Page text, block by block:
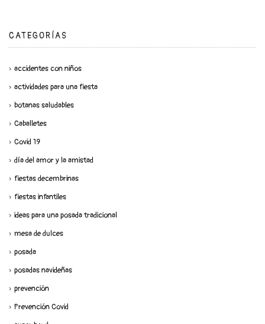
CATEGORÍAS
accidentes con niños
actividades para una fiesta
botanas saludables
Caballetes
Covid 19
día del amor y la amistad
fiestas decembrinas
fiestas infantiles
ideas para una posada tradicional
mesa de dulces
posada
posadas navideñas
prevención
Prevención Covid